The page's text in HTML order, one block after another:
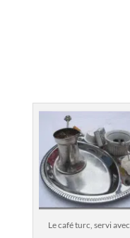
Le café turc, servi avec